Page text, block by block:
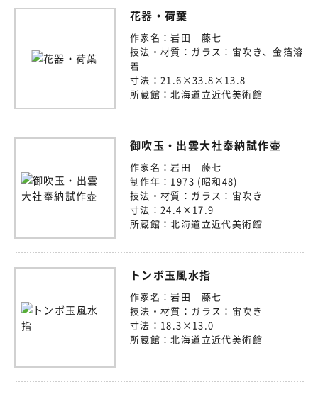
花器・荷葉
作家名：岩田 藤七
技法・材質： ガラス：宙吹き、金箔溶
着
寸法： 21.6×33.8×13.8
所蔵館：北海道立近代美術館
御吹玉・出雲大社奉納試作壺
作家名：岩田 藤七
制作年： 1973 (昭和48)
技法・材質： ガラス：宙吹き
寸法： 24.4×17.9
所蔵館： 北海道立近代美術館
トンボ玉風水指
作家名：岩田 藤七
技法・材質： ガラス：宙吹き
寸法： 18.3×13.0
所蔵館： 北海道立近代美術館